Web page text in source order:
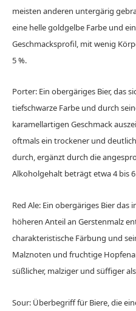
meisten anderen untergärig
eine helle goldgelbe Farbe und
Geschmacksprofil, mit wenig
5 %.
Porter: Ein obergäriges Bier, das
tiefschwarze Farbe und durch
karamellartigen Geschmack
oftmals ein trockener und
durch, ergänzt durch die
Alkoholgehalt beträgt etwa 4 bis 6
Red Ale: Ein obergäriges Bier das
höheren Anteil an Gerstenmalz
charakteristische Färbung und
Malznoten und fruchtige
süßlicher, malziger und süffiger
Sour: Überbegriff für Biere, die